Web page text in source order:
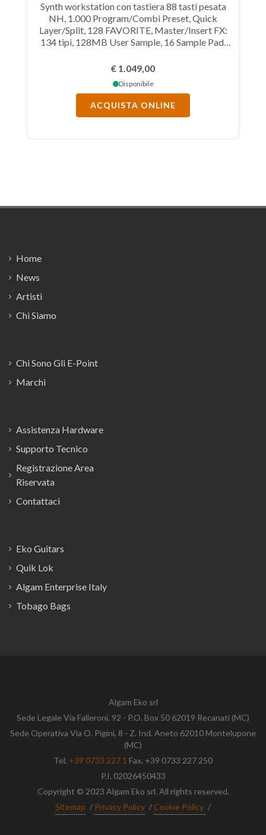
Synth workstation con tastiera 88 tasti pesata
NH, 1.000 Program/Combi Preset, Quick
Layer/Split, 128 FAVORITE, Master/Insert FX:
134 tipi, 128MB User Sample, 16 Sample Pad,
Arpeggiatore, USB-MIDI; Audio Player/Rec,
€ 1.049,00
Disponibile
ACQUISTA ONLINE
Home
News
Artisti
Chi Siamo
Chi Sono Gli E-Point
Marchi
Assistenza Hardware
Supporto Tecnico
Registrazione Area
Riservata
Contattaci
Eko Guitars
Quik Lok
Algam Enterprise Italy
Tobago Bags
Algam Eko srl
Sede Legale Via Falleroni, 92 - P.O. Box 50 62019 Recanati (MC)
Sede Operativa Via O. Pigini, 8 - Z. Ind. Aneto 62010 Montelupone
(MC)
Tel. +39 0733 227 1 Fax. +39 0733 227 250
P.I. 02026450433
Copyright © 2023 Algam Eko srl. All rights reserved.
Sitemap / Privacy Policy / Cookie Policy /